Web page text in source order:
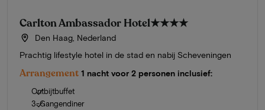
Carlton Ambassador Hotel★★★★
Den Haag, Nederland
Prachtig lifestyle hotel in de stad en nabij Scheveningen
Arrangement 1 nacht voor 2 personen inclusief:
Ontbijtbuffet
3-Gangendiner